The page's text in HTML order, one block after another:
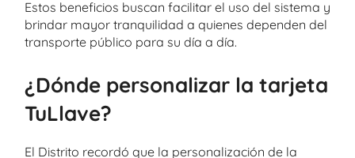
Estos beneficios buscan facilitar el uso del sistema y
brindar mayor tranquilidad a quienes dependen del
transporte público para su día a día.
¿Dónde personalizar la tarjeta
TuLlave?
El Distrito recordó que la personalización de la